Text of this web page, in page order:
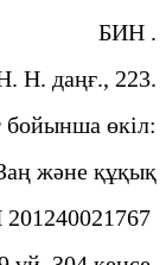
БИН .
Н. даңғ., 223.
бойынша өкіл:
және құқық